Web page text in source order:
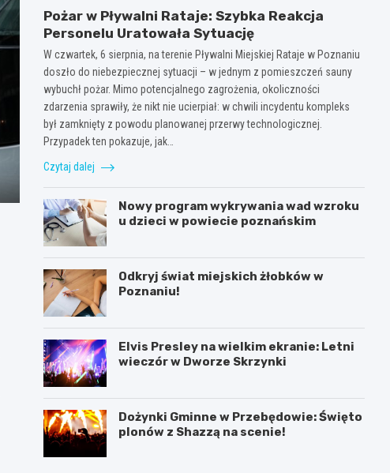
Pożar w Pływalni Rataje: Szybka Reakcja
Personelu Uratowała Sytuację
W czwartek, 6 sierpnia, na terenie Pływalni Miejskiej Rataje w Poznaniu
doszło do niebezpiecznej sytuacji – w jednym z pomieszczeń sauny
wybuchł pożar. Mimo potencjalnego zagrożenia, okoliczności
zdarzenia sprawiły, że nikt nie ucierpiał: w chwili incydentu kompleks
był zamknięty z powodu planowanej przerwy technologicznej.
Przypadek ten pokazuje, jak…
Czytaj dalej
Nowy program wykrywania wad wzroku
u dzieci w powiecie poznańskim
Odkryj świat miejskich żłobków w
Poznaniu!
Elvis Presley na wielkim ekranie: Letni
wieczór w Dworze Skrzynki
Dożynki Gminne w Przebędowie: Święto
plonów z Shazzą na scenie!